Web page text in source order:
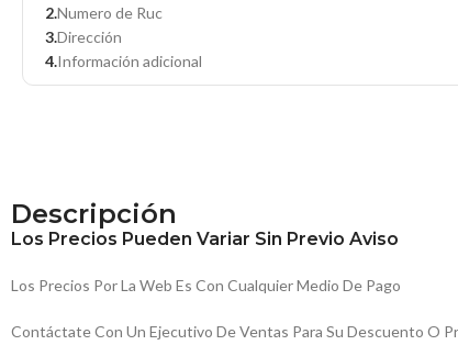
Numero de Ruc
Dirección
Información adicional
Descripción
Los Precios Pueden Variar Sin Previo Aviso
Los Precios Por La Web Es Con Cualquier Medio De Pago
Contáctate Con Un Ejecutivo De Ventas Para Su Descuento O